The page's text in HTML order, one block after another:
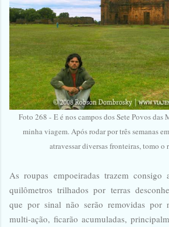
Foto 268 - E é nos campos dos Sete Povos das
minha viagem. Após rodar por três semanas
atravessar diversas fronteiras, tomo o
As roupas empoeiradas trazem consigo
quilômetros trilhados por terras
que por sinal não serão removidas por
multi-ação, ficarão acumuladas,